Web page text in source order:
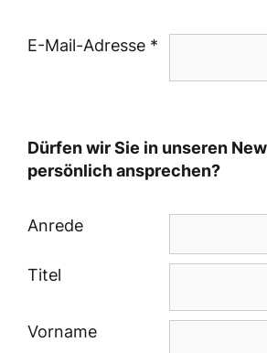
E-Mail-Adresse *
Dürfen wir Sie in unseren
persönlich ansprechen?
Anrede
Titel
Vorname